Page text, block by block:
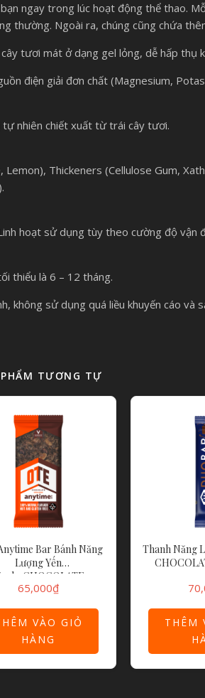
ngay trong lúc hoạt động thể thao.
Ngoài ra, chúng cũng chứa
tươi mát ở dạng gel lỏng, dễ hấp thụ
điện giải đơn chất (Magnesium,
tự nhiên chiết xuất từ trái cây tươi.
Thickeners (Cellulose Gum,
hoạt sử dụng tùy theo cường độ vận
thiểu là 6 – 12 tháng.
không sử dụng quá liều khuyến cáo và
TƯƠNG TỰ
Bar Bánh Năng
Lượng Yến
ANYTIME BAR
65,000₫
VÀO GIỎ
HÀNG
Thanh Năng
THÊM